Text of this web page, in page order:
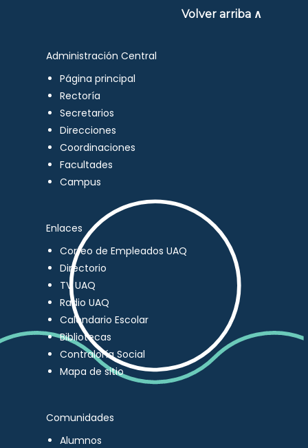
Volver arriba ∧
Administración Central
Página principal
Rectoría
Secretarios
Direcciones
Coordinaciones
Facultades
Campus
Enlaces
Correo de Empleados UAQ
Directorio
TV UAQ
Radio UAQ
Calendario Escolar
Bibliotecas
Contraloría Social
Mapa de sitio
Comunidades
Alumnos